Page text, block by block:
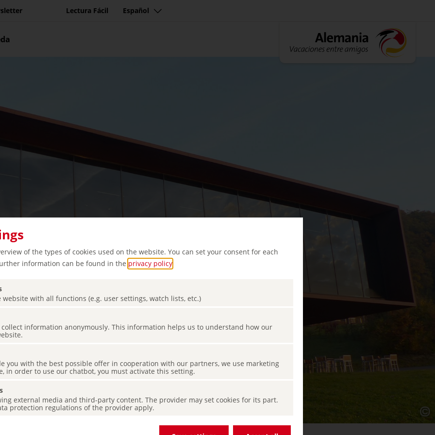
of the types of cookies used on the website. You can set your consent for each
information can be found in the privacy policy
website with all functions (e.g. user settings, watch lists, etc.)
collect information anonymously. This information helps us to understand how our
you with the best possible offer in cooperation with our partners, we use marketing
in order to use our chatbot, you must activate this setting.
external media and third-party content. The provider may set cookies for its part.
protection regulations of the provider apply.
Lectura Fácil Español